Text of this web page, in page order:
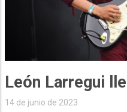
León Larregui
14 de junio de 2023